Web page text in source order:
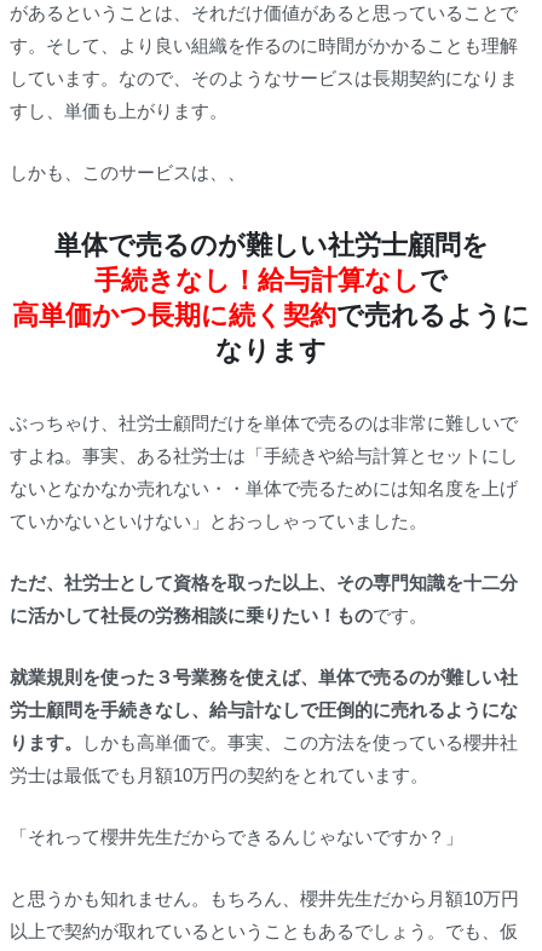
があるということは、それだけ価値があると思っていることで
す。そして、より良い組織を作るのに時間がかかることも理解
しています。なので、そのようなサービスは長期契約になりま
すし、単価も上がります。
しかも、このサービスは、、
単体で売るのが難しい社労士顧問を
手続きなし！給与計算なしで
高単価かつ長期に続く契約で売れるように
なります
ぶっちゃけ、社労士顧問だけを単体で売るのは非常に難しいで
すよね。事実、ある社労士は「手続きや給与計算とセットにし
ないとなかなか売れない・・単体で売るためには知名度を上げ
ていかないといけない」とおっしゃっていました。
ただ、社労士として資格を取った以上、その専門知識を十二分
に活かして社長の労務相談に乗りたい！ものです。
就業規則を使った３号業務を使えば、単体で売るのが難しい社
労士顧問を手続きなし、給与計なしで圧倒的に売れるようにな
ります。
しかも高単価で。事実、この方法を使っている櫻井社
労士は最低でも月額10万円の契約をとれています。
「それって櫻井先生だからできるんじゃないですか？」
と思うかも知れません。もちろん、櫻井先生だから月額10万円
以上で契約が取れているということもあるでしょう。でも、仮